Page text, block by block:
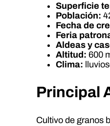
Superficie
Población:
Fecha de
Feria
Aldeas y
Altitud: 600
Clima:
Principal
Cultivo de granos